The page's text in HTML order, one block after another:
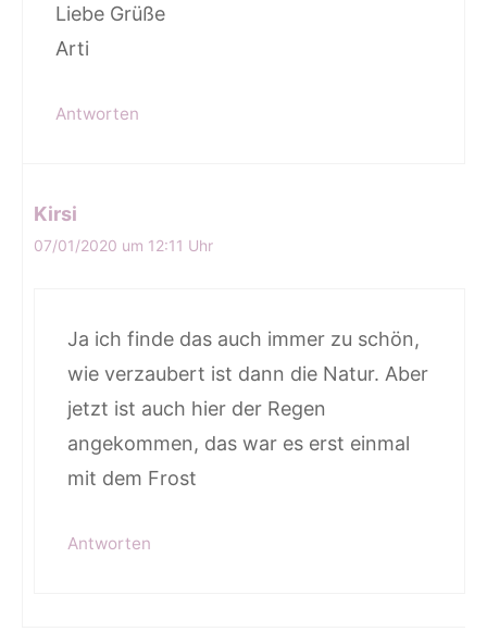
Liebe Grüße
Arti
Antworten
Kirsi
07/01/2020 um 12:11 Uhr
Ja ich finde das auch immer zu schön,
wie verzaubert ist dann die Natur. Aber
jetzt ist auch hier der Regen
angekommen, das war es erst einmal
mit dem Frost
Antworten